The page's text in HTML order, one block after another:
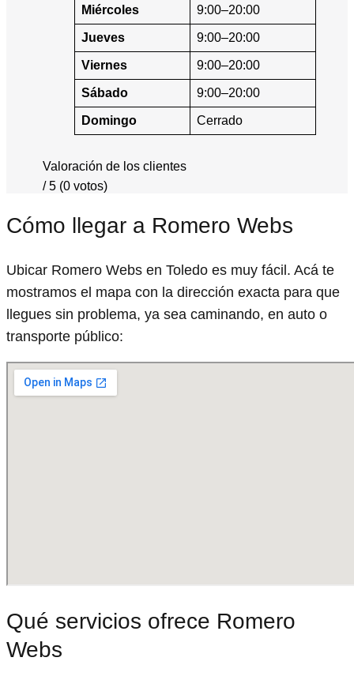
Miércoles 9:00–20:00
Jueves 9:00–20:00
Viernes 9:00–20:00
Sábado 9:00–20:00
Domingo Cerrado
Valoración de los clientes
/ 5 (0 votos)
Cómo llegar a Romero Webs
Ubicar Romero Webs en Toledo es muy fácil. Acá te
mostramos el mapa con la dirección exacta para que
llegues sin problema, ya sea caminando, en auto o
transporte público:
Qué servicios ofrece Romero
Webs